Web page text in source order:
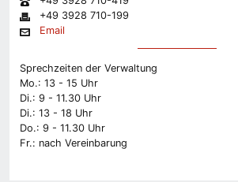
+49 3928 710-199
Email
Sprechzeiten der Verwaltung
Mo.: 13 - 15 Uhr
Di.: 9 - 11.30 Uhr
Di.: 13 - 18 Uhr
Do.: 9 - 11.30 Uhr
Fr.: nach Vereinbarung